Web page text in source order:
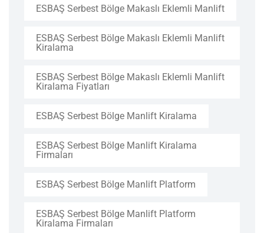
ESBAŞ Serbest Bölge Makaslı Eklemli Manlift
ESBAŞ Serbest Bölge Makaslı Eklemli Manlift
Kiralama
ESBAŞ Serbest Bölge Makaslı Eklemli Manlift
Kiralama Fiyatları
ESBAŞ Serbest Bölge Manlift Kiralama
ESBAŞ Serbest Bölge Manlift Kiralama
Firmaları
ESBAŞ Serbest Bölge Manlift Platform
ESBAŞ Serbest Bölge Manlift Platform
Kiralama Firmaları